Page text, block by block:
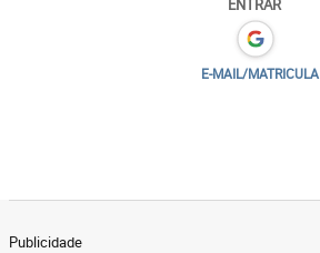
ENTRAR
E-MAIL/MATRICULA
Publicidade